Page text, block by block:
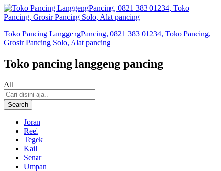
Toko Pancing LanggengPancing, 0821 383 01234, Toko Pancing,
Grosir Pancing Solo, Alat pancing
Toko pancing langgeng pancing
All
Search
Joran
Reel
Tegek
Kail
Senar
Umpan